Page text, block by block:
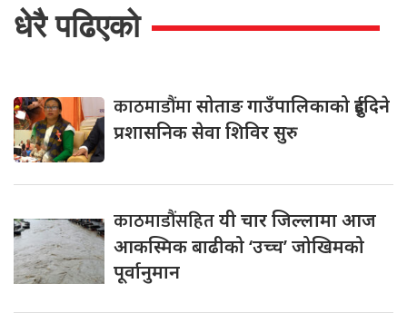
धेरै पढिएको
काठमाडौंमासोताङ गाउँपालिकाको दुईदिने
प्रशासनिक सेवा शिविर सुरु
काठमाडौंसहितयी चार जिल्लामा आज
आकस्मिक बाढीको ‘उच्च’ जोखिमको
पूर्वानुमान